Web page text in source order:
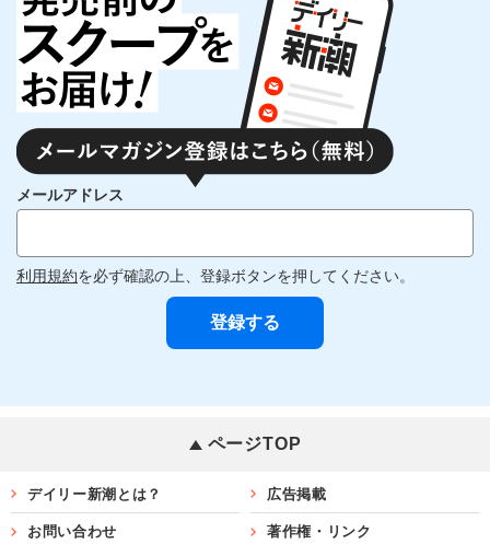
メールアドレス
利用規約を必ず確認の上、登録ボタンを押してください。
ページTOP
デイリー新潮とは？ 広告掲載
お問い合わせ 著作権・リンク